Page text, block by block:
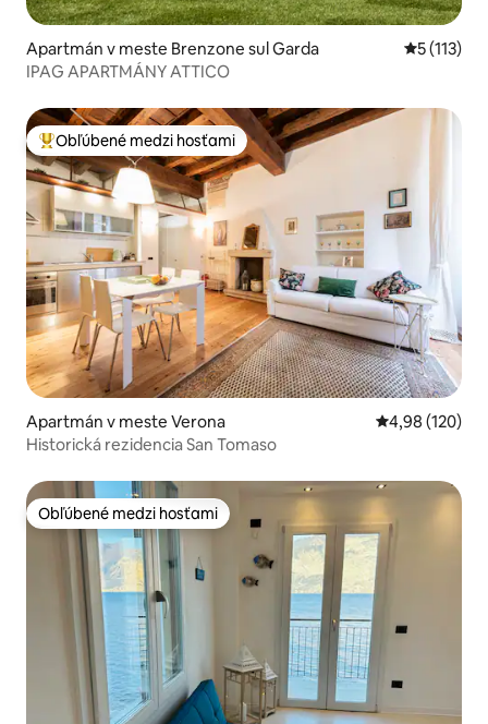
Apartmán v meste Brenzone sul Garda Priemerné
5 (113)
IPAG APARTMÁNY ATTICO
Najobľúbenejšie medzi hosťami
Obľúbené medzi hosťami
Apartmán v meste Verona Priemerné
4,98 (120)
Historická rezidencia San Tomaso
Obľúbené medzi hosťami
Obľúbené medzi hosťami